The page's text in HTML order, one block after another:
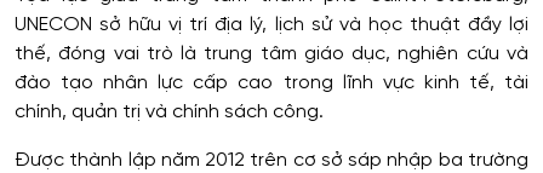
UNECON sở hữu vị trí địa lý, lịch sử và học thuật đầy lợi
thế, đóng vai trò là trung tâm giáo dục, nghiên cứu và
đào tạo nhân lực cấp cao trong lĩnh vực kinh tế, tài
chính, quản trị và chính sách công.
Được thành lập năm 2012 trên cơ sở sáp nhập ba trường